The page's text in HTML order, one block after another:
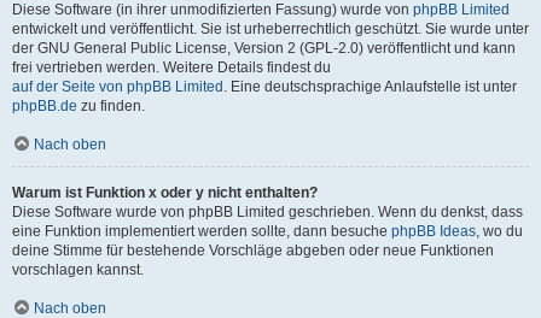
Diese Software (in ihrer unmodifizierten Fassung) wurde von phpBB Limited
entwickelt und veröffentlicht. Sie ist urheberrechtlich geschützt. Sie wurde unter
der GNU General Public License, Version 2 (GPL-2.0) veröffentlicht und kann
frei vertrieben werden. Weitere Details findest du
auf der Seite von phpBB Limited . Eine deutschsprachige Anlaufstelle ist unter
phpBB.de zu finden.
Nach oben
Warum ist Funktion x oder y nicht enthalten?
Diese Software wurde von phpBB Limited geschrieben. Wenn du denkst, dass
eine Funktion implementiert werden sollte, dann besuche phpBB Ideas, wo du
deine Stimme für bestehende Vorschläge abgeben oder neue Funktionen
vorschlagen kannst.
Nach oben